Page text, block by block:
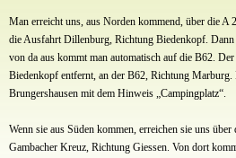
Fax.: 06420-822846
Ansprechpartner: Nicole Ekkerink & Axel
Man erreicht uns, aus Norden kommend, über die A
die Ausfahrt Dillenburg, Richtung Biedenkopf.
von da aus kommt man automatisch auf die B62.
Biedenkopf entfernt, an der B62, Richtung Marburg.
Brungershausen mit dem Hinweis „Campingplatz“.
Wenn sie aus Süden kommen, erreichen sie uns
Gambacher Kreuz, Richtung Giessen. Von dort